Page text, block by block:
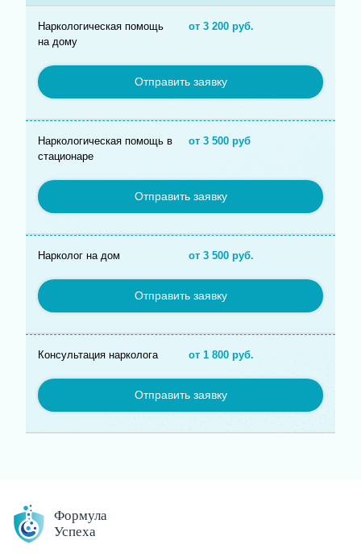
Наркологическая помощь
на дому
от 3 200 руб.
Отправить заявку
Наркологическая помощь в
стационаре
от 3 500 руб
Отправить заявку
Нарколог на дом от 3 500 руб.
Отправить заявку
Консультация нарколога от 1 800 руб.
Отправить заявку